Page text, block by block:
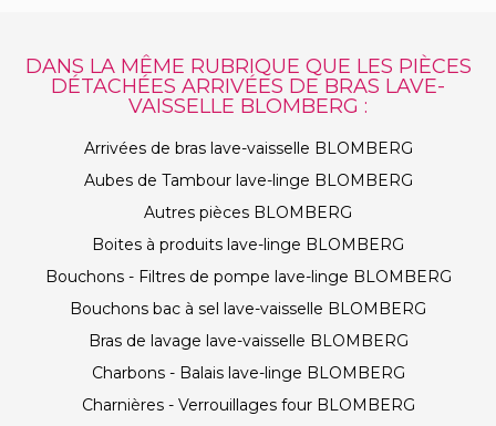
DANS LA MÊME RUBRIQUE QUE LES PIÈCES
DÉTACHÉES ARRIVÉES DE BRAS LAVE-
VAISSELLE BLOMBERG :
Arrivées de bras lave-vaisselle BLOMBERG
Aubes de Tambour lave-linge BLOMBERG
Autres pièces BLOMBERG
Boites à produits lave-linge BLOMBERG
Bouchons - Filtres de pompe lave-linge BLOMBERG
Bouchons bac à sel lave-vaisselle BLOMBERG
Bras de lavage lave-vaisselle BLOMBERG
Charbons - Balais lave-linge BLOMBERG
Charnières - Verrouillages four BLOMBERG